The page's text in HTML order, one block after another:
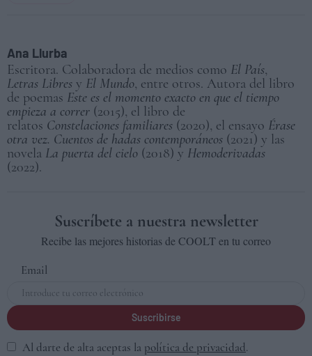
Ana Llurba
Escritora. Colaboradora de medios como El País,
Letras Libres y El Mundo, entre otros. Autora del libro
de poemas Este es el momento exacto en que el tiempo
empieza a correr (2015), el libro de
relatos Constelaciones familiares (2020), el ensayo Érase
otra vez. Cuentos de hadas contemporáneos (2021) y las
novela La puerta del cielo (2018) y Hemoderivadas
(2022).
Suscríbete a nuestra newsletter
Recibe las mejores historias de COOLT en tu correo
Email
Suscribirse
Al darte de alta aceptas la política de privacidad.